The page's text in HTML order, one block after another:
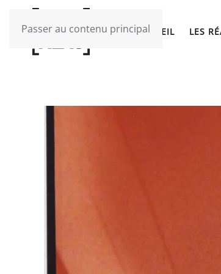
Passer au contenu principalACCUEIL LES